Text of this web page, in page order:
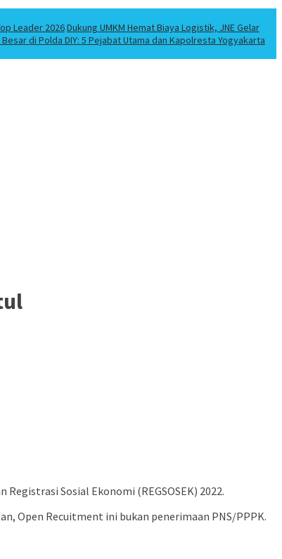
Leader 2026Dukung UMKM Hemat Biaya Logistik, JNE Gelar
di Polda DIY: 5 Pejabat Utama dan Kapolresta Yogyakarta
Sosial Ekonomi (REGSOSEK) 2022.
Open Recuitment ini bukan penerimaan PNS/PPPK.